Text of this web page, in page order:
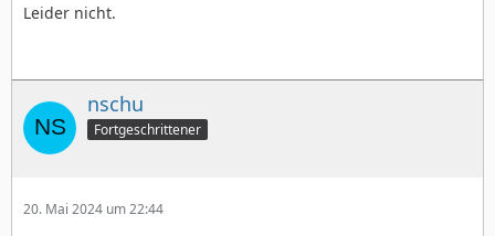
Leider nicht.
nschu
Fortgeschrittener
20. Mai 2024 um 22:44